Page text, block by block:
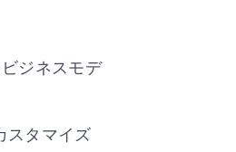
多様なビジネスニーズに応える
テムとの連携機能、日英両言語で
ジネスモデ
スタマイズ